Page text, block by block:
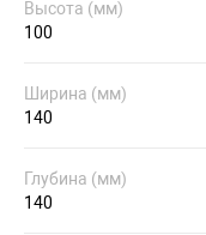
Высота (мм)
100
Ширина (мм)
140
Глубина (мм)
140